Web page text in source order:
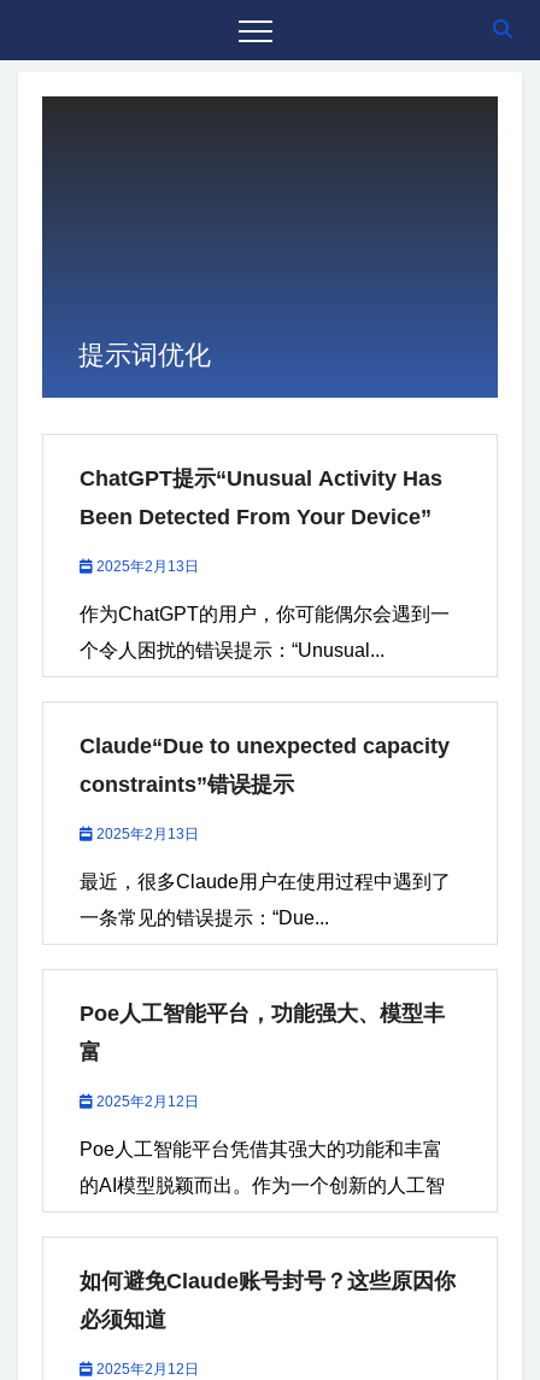
提示词优化
ChatGPT提示“Unusual Activity Has
Been Detected From Your Device”
2025年2月13日
作为ChatGPT的用户，你可能偶尔会遇到一
个令人困扰的错误提示：“Unusual...
Claude“Due to unexpected capacity
constraints”错误提示
2025年2月13日
最近，很多Claude用户在使用过程中遇到了
一条常见的错误提示：“Due...
Poe人工智能平台，功能强大、模型丰
富
2025年2月12日
Poe人工智能平台凭借其强大的功能和丰富
的AI模型脱颖而出。作为一个创新的人工智
AI技术支持。本文将全面介绍Poe人工智能平
台的特点、热门模型以及平台优势，帮助您
深入了解这一平台。 一、Poe人工智能平
如何避免Claude账号封号？这些原因你
必须知道
2025年2月12日